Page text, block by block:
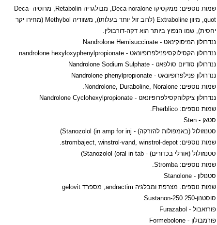
שמות נוספים: ממקסיקו Deca-noralone , מבולגריה Retabolin , מרוסיה Deca-
quot, מיוון Extraboline (לרוב זול יותר בעלותו), משוודיה Methybol (מחירו יקר
יחסית), שמו הנפוץ ביותר הוא דקה-דורבולין.
ננדרולון המיסוקינאט - Nandrolone Hemisuccinate
ננדרולון הקסילוקסיפנילפרופיונאט - nandrolone hexyloxyphenylpropionate
ננדרולון סודיום סולפאט - Nandrolone Sodium Sulphate
ננדרולון פנילפרופיונאט - Nandrolone phenylpropionate
שמות נוספים: Nondrolone, Duraboline, Noralone
.
ננדרולון ציקלוהקסילפרופיונאט - Nandrolone Cyclohexylpropionate
שמות נוספים: Fherblico
.
סטאן - Sten
סטנוזולול (באמפולות להזרקה) - Stanozolol (in amp for inj
)
שמות נוספים: strombaject, winstrol-vand, winstrol-depot
.
סטנוזולול (אורלי בכדורים) - Stanozolol (oral in tab
)
שמות נוספים:Stromba
.
סטנולון - Stanolone
שמות נוספים: מצרפת ומבלגיה andractim, מספרד gelovit
סוסטנון-250
Sustanon-250
פורזאבול - Furazabol
פורמבולון - Formebolone